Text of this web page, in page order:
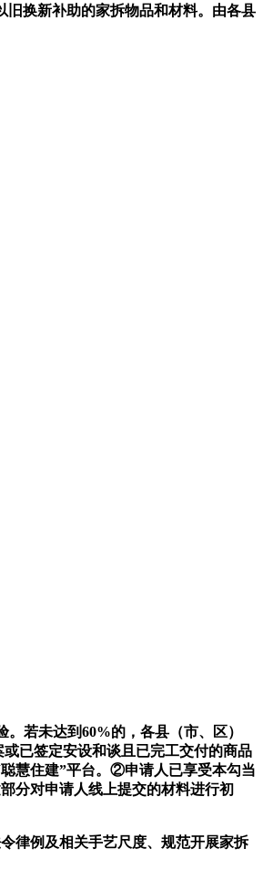
旧换新补助的家拆物品和材料。由各县
。若未达到60%的，各县（市、区）
已签定安设和谈且已完工交付的商品
慧住建”平台。②申请人已享受本勾当
分对申请人线上提交的材料进行初
律例及相关手艺尺度、规范开展家拆